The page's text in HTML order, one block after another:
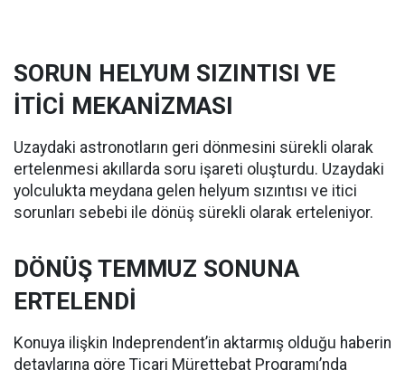
SORUN HELYUM SIZINTISI VE
İTİCİ MEKANİZMASI
Uzaydaki astronotların geri dönmesini sürekli olarak
ertelenmesi akıllarda soru işareti oluşturdu. Uzaydaki
yolculukta meydana gelen helyum sızıntısı ve itici
sorunları sebebi ile dönüş sürekli olarak erteleniyor.
DÖNÜŞ TEMMUZ SONUNA
ERTELENDİ
Konuya ilişkin Indeprendent’in aktarmış olduğu haberin
detaylarına göre Ticari Mürettebat Programı’nda